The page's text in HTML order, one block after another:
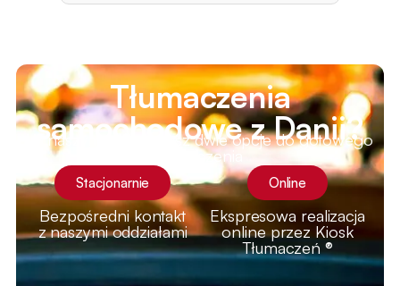
Tłumaczenia
samochodowe z Danii?
W naszym biurze masz dwie opcje do gotowego
tłumaczenia
Stacjonarnie Online
Bezpośredni kontakt
z naszymi oddziałami
Ekspresowa realizacja
online przez Kiosk
Tłumaczeń ®